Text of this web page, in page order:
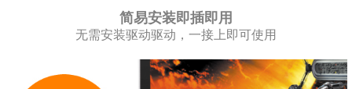
简易安装即插即用
无需安装驱动驱动，一接上即可使用